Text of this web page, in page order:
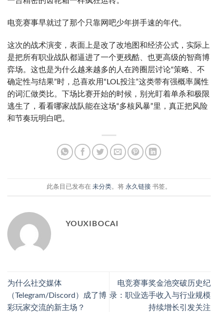
电竞赛事早就过了那个只靠网吧少年拼手速的年代。
这次的战术演变，表面上是改了改地图和经济公式，实际上
是把所有职业战队都逼进了一个更残酷、也更高级的智商博
弈场。这也是为什么越来越多的人在跨圈层讨论“策略、不
确定性与结果”时，总喜欢用“LOL投注”这类带有强概率属性
的词汇做类比。下场比赛开始的时候，别光盯着单杀和极限
逃生了，看看哪家战队能在这场“多核风暴”里，真正把风险
和节奏玩明白吧。
此条目已发布在 未分类。将 永久链接 书签。
YOUXIBOCAI
为什么社交媒体
（Telegram/Discord）成了博
彩玩家交流的新主场？
电竞赛事奖金池突破历史纪
录：职业选手收入与行业规模
持续增长引发关注